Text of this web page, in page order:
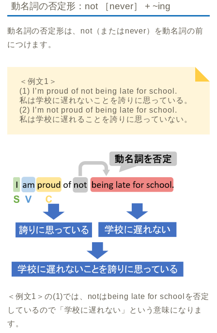
動名詞の否定形：not ［never］ + ~ing
動名詞の否定形は、not（またはnever）を動名詞の前
につけます。
＜例文1＞
(1) I’m proud of not being late for school.
私は学校に遅れないことを誇りに思っている。
(2) I’m not proud of being late for school.
私は学校に遅れることを誇りに思っていない。
＜例文1＞の(1)では、notはbeing late for schoolを否定
しているので「学校に遅れない」という意味になりま
す。